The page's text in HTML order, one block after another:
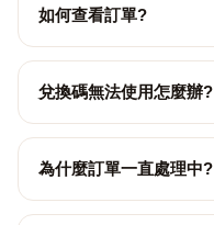
如何查看訂單?
兌換碼無法使用怎麼辦?
為什麼訂單一直處理中?